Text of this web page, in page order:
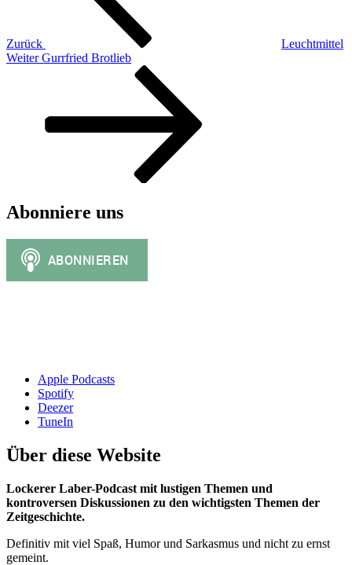
Zurück
Leuchtmittel
Nächster
Weiter Gurrfried Brotlieb
Abonniere uns
Apple Podcasts
Spotify
Deezer
TuneIn
Über diese Website
Lockerer Laber-Podcast mit lustigen Themen und
kontroversen Diskussionen zu den wichtigsten Themen der
Zeitgeschichte.
Definitiv mit viel Spaß, Humor und Sarkasmus und nicht zu ernst
gemeint.